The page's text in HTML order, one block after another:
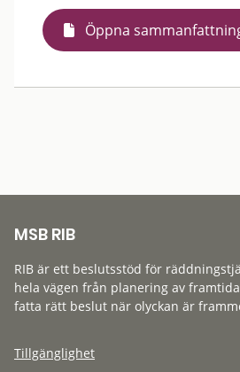
Öppna
MSB RIB
RIB är ett beslutsstöd för
hela vägen från planering av
fatta rätt beslut när olyckan är
Tillgänglighet